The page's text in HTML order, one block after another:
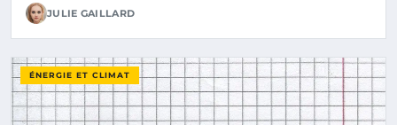
JULIE GAILLARD
ÉNERGIE ET CLIMAT